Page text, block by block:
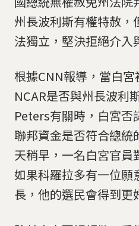
州長波利斯有權特赦，
法獨立，堅決拒絕介入
根據CNN報導，當白
NCAR是否與州長波利
Peters有關時，白宮否
聯邦資金是否符合總
天稍早，一名白宮官員
如果科羅拉多有一位願
長，他的選民會得到更